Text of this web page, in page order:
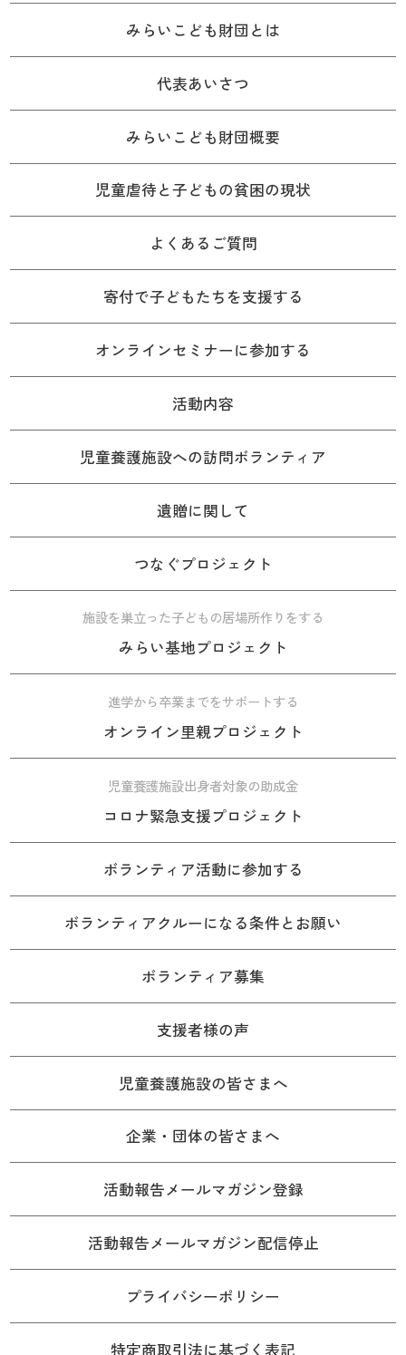
みらいこども財団とは
代表あいさつ
みらいこども財団概要
児童虐待と子どもの貧困の現状
よくあるご質問
寄付で子どもたちを支援する
オンラインセミナーに参加する
活動内容
児童養護施設への訪問ボランティア
遺贈に関して
つなぐプロジェクト
施設を巣立った子どもの居場所作りをする
みらい基地プロジェクト
進学から卒業までをサポートする
オンライン里親プロジェクト
児童養護施設出身者対象の助成金
コロナ緊急支援プロジェクト
ボランティア活動に参加する
ボランティアクルーになる条件とお願い
ボランティア募集
支援者様の声
児童養護施設の皆さまへ
企業・団体の皆さまへ
活動報告メールマガジン登録
活動報告メールマガジン配信停止
プライバシーポリシー
特定商取引法に基づく表記